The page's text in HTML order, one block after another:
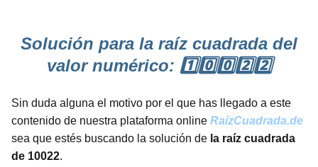
Solución para la raíz cuadrada del
valor numérico: 1️⃣0️⃣0️⃣2️⃣2️⃣
Sin duda alguna el motivo por el que has llegado a este
contenido de nuestra plataforma online RaízCuadrada.de
sea que estés buscando la solución de la raíz cuadrada
de 10022.